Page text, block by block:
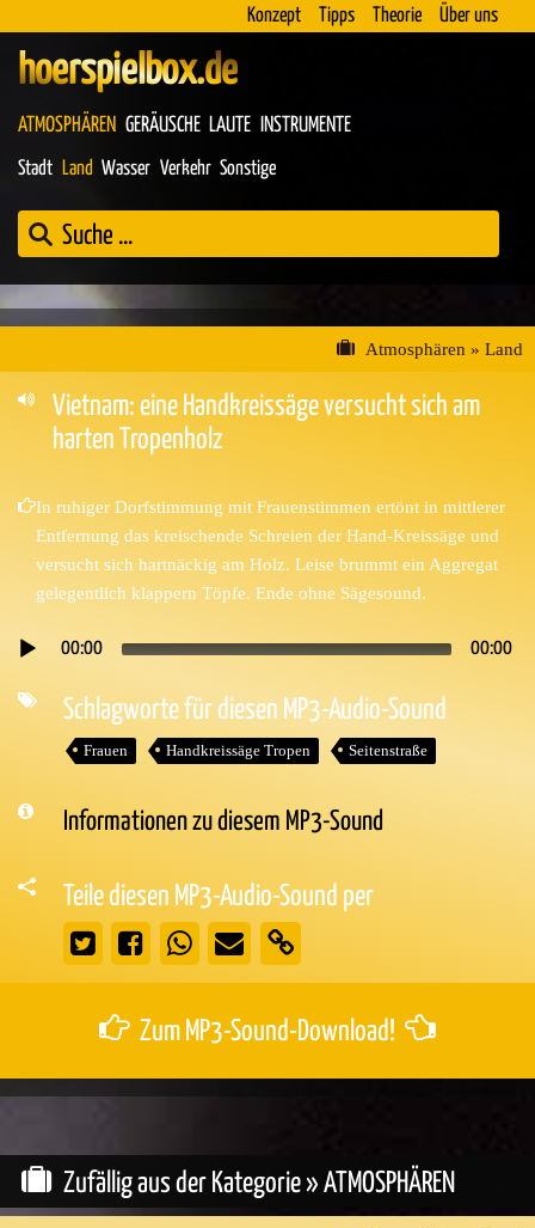
Konzept Tipps Theorie Über uns
hoerspielbox.de
ATMOSPHÄREN GERÄUSCHE LAUTE INSTRUMENTE
Stadt Land Wasser Verkehr Sonstige
Atmosphären » Land
Vietnam: eine Handkreissäge versucht sich am
harten Tropenholz
In ruhiger Dorfstimmung mit Frauenstimmen ertönt in mittlerer
Entfernung das kreischende Schreien der Hand-Kreissäge und
versucht sich hartnäckig am Holz. Leise brummt ein Aggregat
gelegentlich klappern Töpfe. Ende ohne Sägesound.
Audio-
00:00 00:00
Schlagworte für diesen MP3-Audio-Sound
Frauen Handkreissäge Tropen Seitenstraße
Informationen zu diesem MP3-Sound
Teile diesen MP3-Audio-Sound per
Zum MP3-Sound-Download!
Zufällig aus der Kategorie » ATMOSPHÄREN